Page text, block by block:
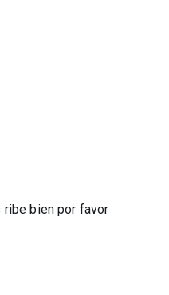
ribe bien por favor